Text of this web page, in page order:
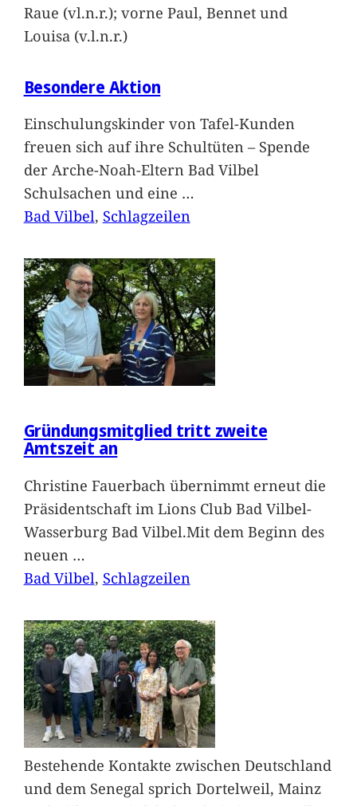
Raue (vl.n.r.); vorne Paul, Bennet und
Louisa (v.l.n.r.)
Besondere Aktion
Einschulungskinder von Tafel-Kunden
freuen sich auf ihre Schultüten – Spende
der Arche-Noah-Eltern Bad Vilbel
Schulsachen und eine …
Bad Vilbel, Schlagzeilen
Gründungsmitglied tritt zweite
Amtszeit an
Christine Fauerbach übernimmt erneut die
Präsidentschaft im Lions Club Bad Vilbel-
Wasserburg Bad Vilbel.Mit dem Beginn des
neuen …
Bad Vilbel, Schlagzeilen
Bestehende Kontakte zwischen Deutschland
und dem Senegal sprich Dortelweil, Mainz